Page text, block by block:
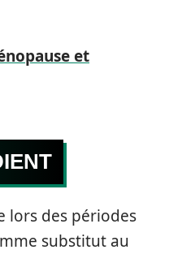
et
lors des périodes
substitut au